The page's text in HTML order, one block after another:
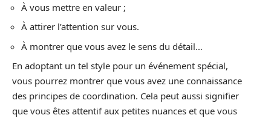
À vous mettre en valeur ;
À attirer l’attention sur vous.
À montrer que vous avez le sens du détail…
En adoptant un tel style pour un événement spécial,
vous pourrez montrer que vous avez une connaissance
des principes de coordination. Cela peut aussi signifier
que vous êtes attentif aux petites nuances et que vous